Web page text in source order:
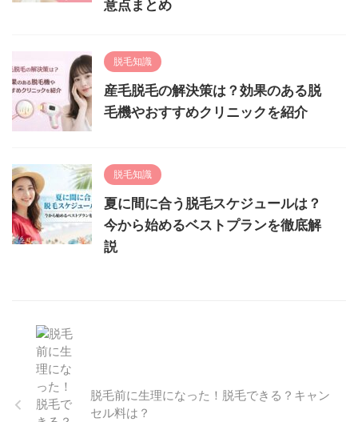
意点まとめ
脱毛知識
産毛脱毛の解決策は？効果のある脱
毛機やおすすめクリニックを紹介
脱毛知識
夏に間に合う脱毛スケジュールは？
今から始めるベストプランを徹底解
説
脱毛前に生理になった！脱毛できる？キャン
セル料は？